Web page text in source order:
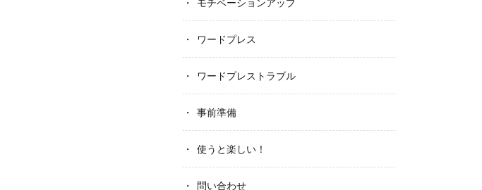
モチベーションアップ
ワードプレス
ワードプレストラブル
事前準備
使うと楽しい！
問い合わせ